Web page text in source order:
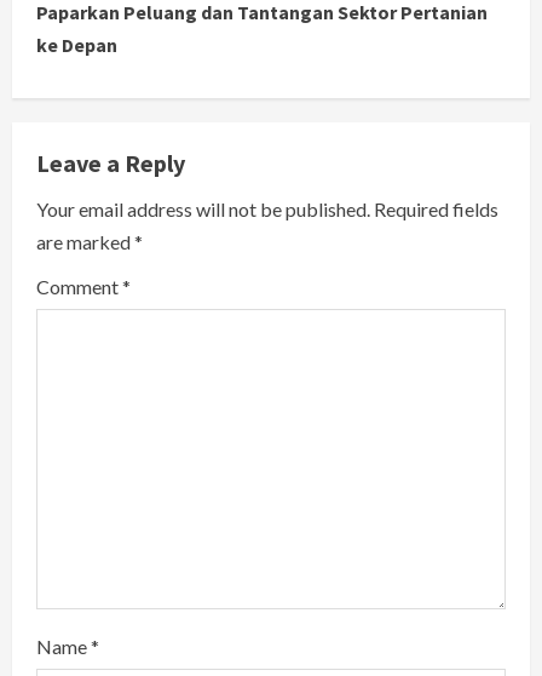
i
n
u
e
R
e
Paparkan Peluang dan Tantangan Sektor Pertanian
ke Depan
Leave a Reply
Your email address will not be published. Required fields
are marked*
Comment*
Name*